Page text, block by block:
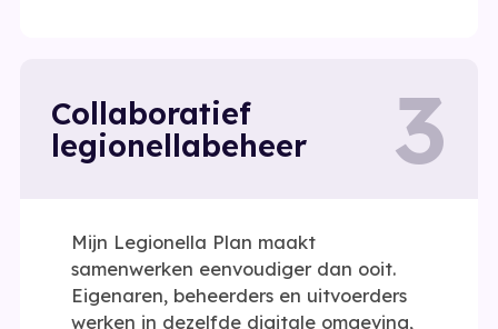
Collaboratief
legionellabeheer
3
Mijn Legionella Plan maakt
samenwerken eenvoudiger dan ooit.
Eigenaren, beheerders en uitvoerders
werken in dezelfde digitale omgeving,